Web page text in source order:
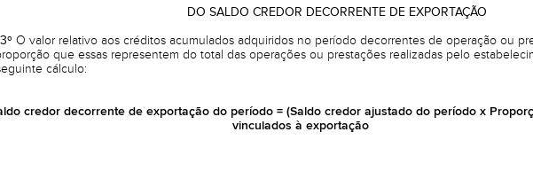
DO SALDO CREDOR DECORRENTE DE EXPORTAÇÃO
O valor relativo aos créditos acumulados adquiridos no período decorrentes de operação ou
que essas representem do total das operações ou prestações realizadas pelo
cálculo:
credor decorrente de exportação do período = (Saldo credor ajustado do período x
vinculados à exportação